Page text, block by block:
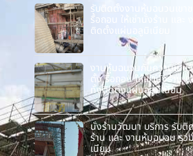
รับติดตั้งงานหุ้มฉนวนเขาช
รื้อถอน ให้เช่านั่งร้าน และ
ติดตั้งแผ่นอลูมิเนียม
งานหุ้มฉนวนกันความเย็น
ตั้ง รื้อถอน ให้เช่านั่งร้าน
ทั้งติดตั้งแผ่นอลูมิเนียม
นั่งร้านวัฒนา บริการ รับติ
ร้าน และ งานหุ้มฉนวน ร
เนียม